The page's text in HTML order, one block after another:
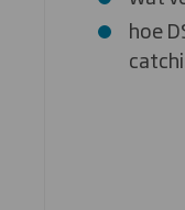
hoe